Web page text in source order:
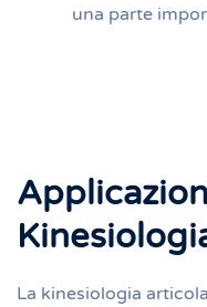
una parte
La kinesiologia